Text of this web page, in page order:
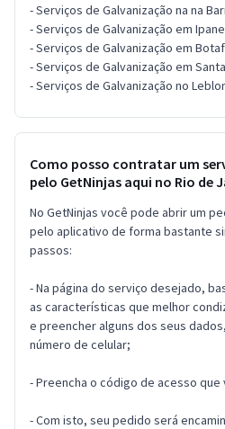
- Serviços de Galvanização na na
- Serviços de Galvanização em
- Serviços de Galvanização em
- Serviços de Galvanização em
- Serviços de Galvanização no
Como posso contratar um
pelo GetNinjas aqui no Rio de
No GetNinjas você pode abrir um
pelo aplicativo de forma bastante
passos:
- Na página do serviço desejado,
as características que melhor
e preencher alguns dos seus
número de celular;
- Preencha o código de acesso
- Com isto, seu pedido será